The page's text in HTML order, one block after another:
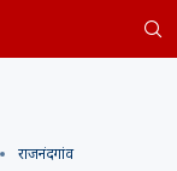
राजनंदगांव